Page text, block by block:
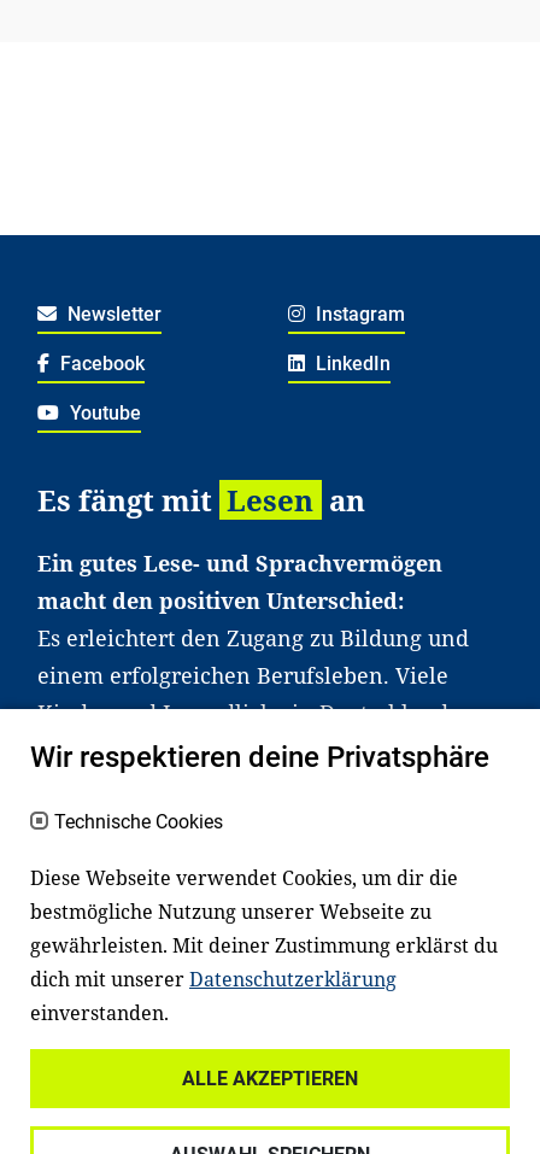
Newsletter Instagram
Facebook LinkedIn
Youtube
Es fängt mit Lesen an
Ein gutes Lese- und Sprachvermögen
macht den positiven Unterschied:
Es erleichtert den Zugang zu Bildung und
einem erfolgreichen Berufsleben. Viele
Kinder und Jugendliche in Deutschland
haben aber große Schwierigkeiten dabei.
an Familien sowie an Erzieher*innen,
Lehrer*innen und andere
Fachexpert*innen. Dafür arbeiten wir eng
mit Ministerien, wissenschaftlichen
Einrichtungen, Verbänden, Unternehmen
und anderen Stiftungen zusammen.
Wir respektieren deine Privatsphäre
Technische Cookies
Diese Webseite verwendet Cookies, um dir die
bestmögliche Nutzung unserer Webseite zu
gewährleisten. Mit deiner Zustimmung erklärst du
dich mit unsererDatenschutzerklärung
einverstanden.
ALLE AKZEPTIEREN